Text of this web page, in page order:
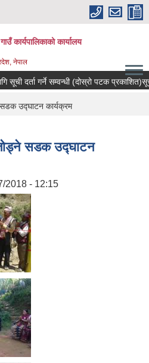
कार्यपालिकाको कार्यालय
नेपाल
दर्ता गर्ने सम्वन्धी (दोस्रो पटक प्रकाशित)सूचना
सडक उद्घाटन कार्यक्रम
जोड्ने सडक उद्घाटन
2018 - 12:15